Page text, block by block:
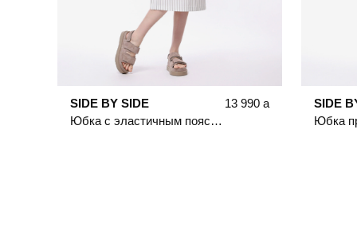
SIDE BY SIDE
Юбка с эластичным поясом в полоску
13 990 a
SIDE